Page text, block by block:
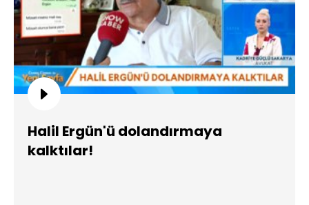
Halil Ergün'ü dolandırmaya
kalktılar!